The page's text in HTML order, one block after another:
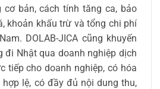
cơ bản, cách tính tăng ca, bảo
khoản khấu trừ và tổng chi phí
DOLAB-JICA cũng khuyến
đi Nhật qua doanh nghiệp dịch
tiếp cho doanh nghiệp, có hóa
lệ, có đầy đủ nội dung thu,